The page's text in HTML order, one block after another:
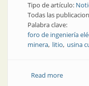
Tipo de artículo:
Todas las
Palabra clave:
foro de ingeniería
minera litio usina
Read moreabout